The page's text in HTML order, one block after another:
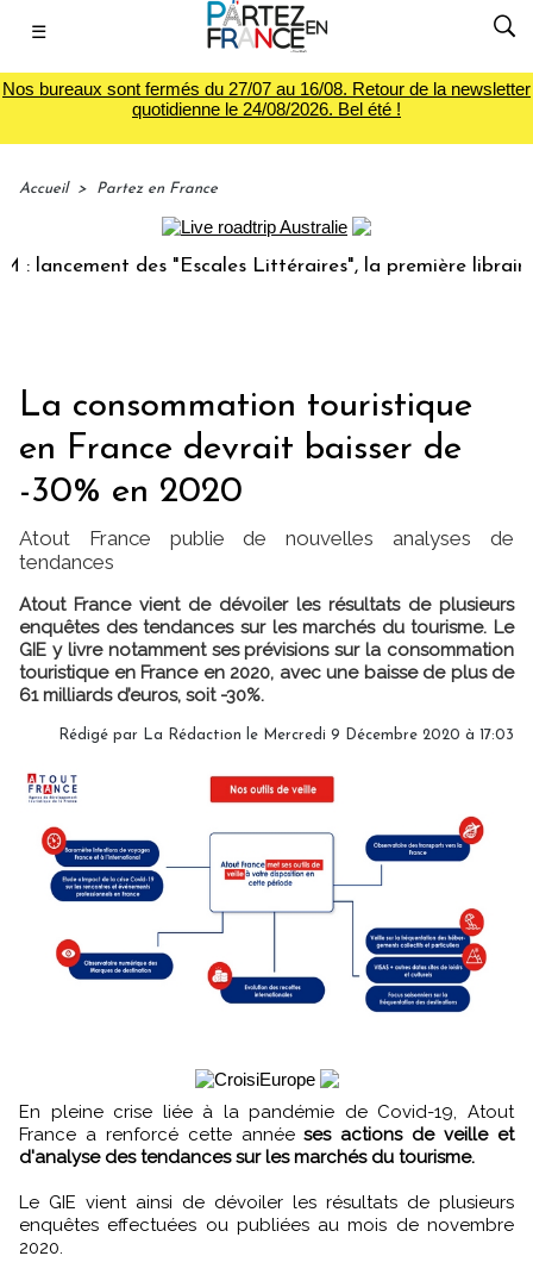
☰
Nos bureaux sont fermés du 27/07 au 16/08. Retour de la newsletter
quotidienne le 24/08/2026. Bel été !
Accueil > Partez en France
des "Escales Littéraires", la première librairie du
La consommation touristique
en France devrait baisser de
-30% en 2020
Atout France publie de nouvelles analyses de
tendances
Atout France vient de dévoiler les résultats de plusieurs
enquêtes des tendances sur les marchés du tourisme. Le
GIE y livre notamment ses prévisions sur la consommation
touristique en France en 2020, avec une baisse de plus de
61 milliards d’euros, soit -30%.
Rédigé par La Rédaction le Mercredi 9 Décembre 2020 à 17:03
En pleine crise liée à la pandémie de Covid-19, Atout
France a renforcé cette annéeses actions de veille et
d'analyse des tendances sur les marchés du tourisme.
Le GIE vient ainsi de dévoiler les résultats de plusieurs
enquêtes effectuées ou publiées au mois de novembre
2020.